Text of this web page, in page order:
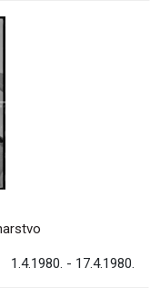
1.4.1980. - 17.4.1980.